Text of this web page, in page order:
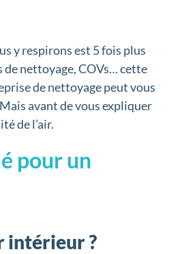
y respirons est 5 fois plus
nettoyage, COVs… cette
de nettoyage peut vous
avant de vous expliquer
de l’air.
pour un
intérieur ?